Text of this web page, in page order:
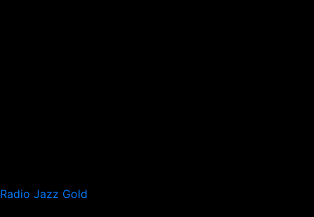
Radio Jazz Gold